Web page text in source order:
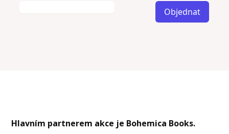
Hlavním partnerem akce je Bohemica Books.